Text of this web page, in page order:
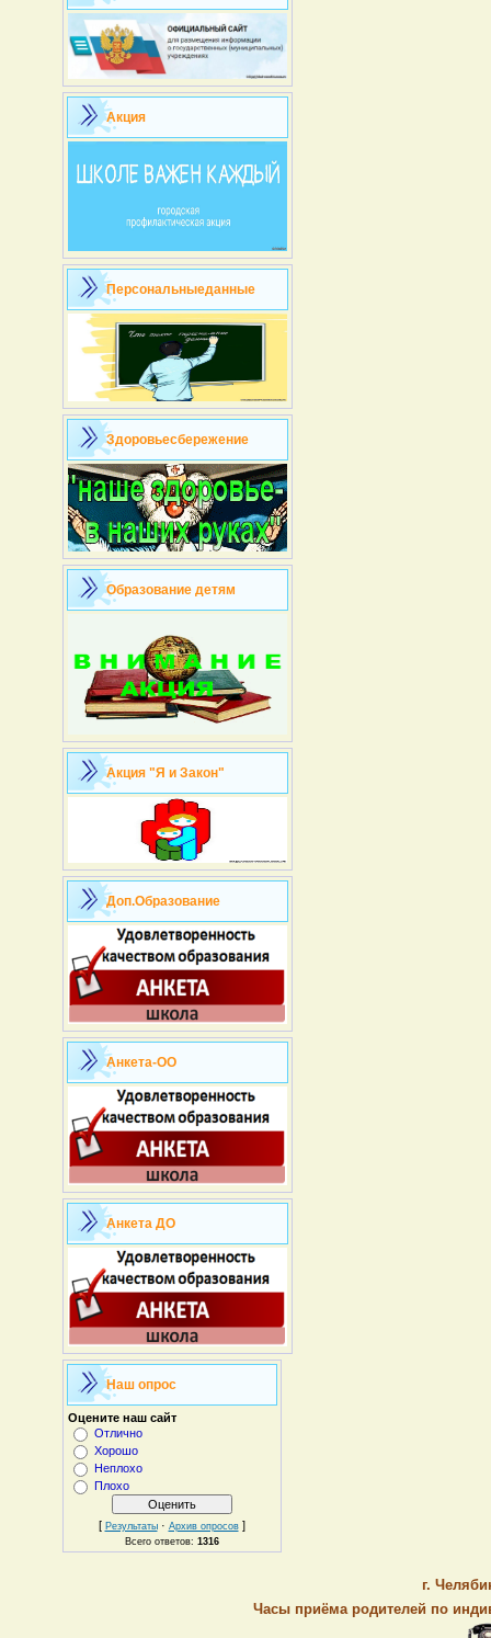
Акция
Персональныеданные
Здоровьесбережение
Образование детям
Акция "Я и Закон"
Доп.Образование
Анкета-ОО
Анкета ДО
Наш опрос
Оцените наш сайт
Отлично
Хорошо
Неплохо
Плохо
[ Результаты· Архив опросов]
Всего ответов: 1316
г.
Часы приёма родителей по